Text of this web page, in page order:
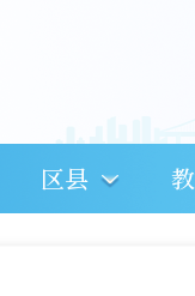
区县